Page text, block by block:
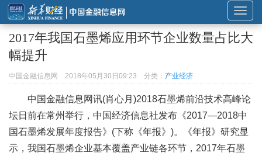
展
开
或
导
航
2017年我国石墨烯应用环节企业数量占比大
幅提升
中国金融信息网 2018年05月30日09:23 分类： 产业经济
中国金融信息网讯(肖心月)2018石墨烯前沿技术高峰论
坛日前在常州举行，中国经济信息社发布《2017—2018中
国石墨烯发展年度报告》(下称《年报》)。《年报》研究显
示，我国石墨烯企业基本覆盖产业链各环节，2017年石墨